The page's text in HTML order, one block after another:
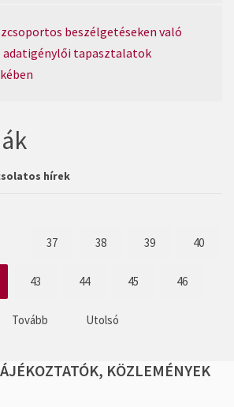
beszélgetéseken való
adatigénylői tapasztalatok
hírek
37 38 39 40
43 44 45 46
Tovább Utolsó
KÖZLEMÉNYEK